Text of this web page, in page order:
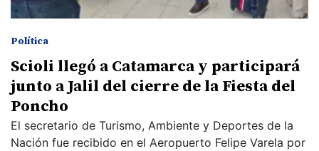
Política
Scioli llegó a Catamarca y participará
junto a Jalil del cierre de la Fiesta del
Poncho
El secretario de Turismo, Ambiente y Deportes de la
Nación fue recibido en el Aeropuerto Felipe Varela por